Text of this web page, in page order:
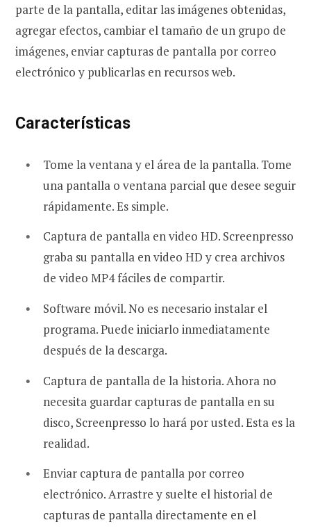
parte de la pantalla, editar las imágenes obtenidas,
agregar efectos, cambiar el tamaño de un grupo de
imágenes, enviar capturas de pantalla por correo
electrónico y publicarlas en recursos web.
Características
Tome la ventana y el área de la pantalla. Tome
una pantalla o ventana parcial que desee seguir
rápidamente. Es simple.
Captura de pantalla en video HD. Screenpresso
graba su pantalla en video HD y crea archivos
de video MP4 fáciles de compartir.
Software móvil. No es necesario instalar el
programa. Puede iniciarlo inmediatamente
después de la descarga.
Captura de pantalla de la historia. Ahora no
necesita guardar capturas de pantalla en su
disco, Screenpresso lo hará por usted. Esta es la
realidad.
Enviar captura de pantalla por correo
electrónico. Arrastre y suelte el historial de
capturas de pantalla directamente en el